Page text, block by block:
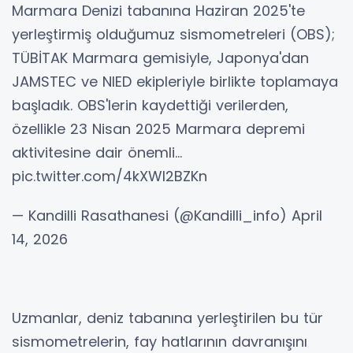
Marmara Denizi tabanına Haziran 2025'te
yerleştirmiş olduğumuz sismometreleri (OBS);
TÜBİTAK Marmara gemisiyle, Japonya'dan
JAMSTEC ve NIED ekipleriyle birlikte toplamaya
başladık. OBS'lerin kaydettiği verilerden,
özellikle 23 Nisan 2025 Marmara depremi
aktivitesine dair önemli…
pic.twitter.com/4kXWI2BZKn
— Kandilli Rasathanesi (@Kandilli_info) April
14, 2026
Uzmanlar, deniz tabanına yerleştirilen bu tür
sismometrelerin, fay hatlarının davranışını